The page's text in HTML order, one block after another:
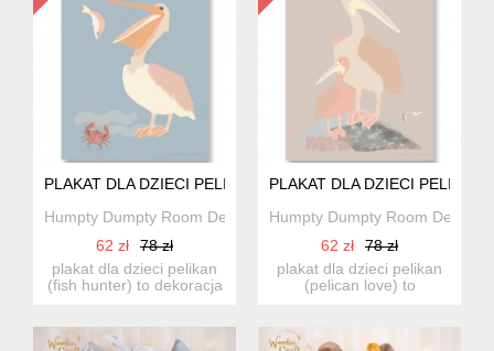
PLAKAT DLA DZIECI PELIKAN (FISH HUNTER)
Humpty Dumpty Room Decoration
62 zł
78 zł
plakat dla dzieci pelikan
(fish hunter) to dekoracja
PLAKAT DLA DZIECI PELIKAN
Humpty Dumpty Room
62 zł
78 zł
plakat dla dzieci pelikan
(pelican love) to